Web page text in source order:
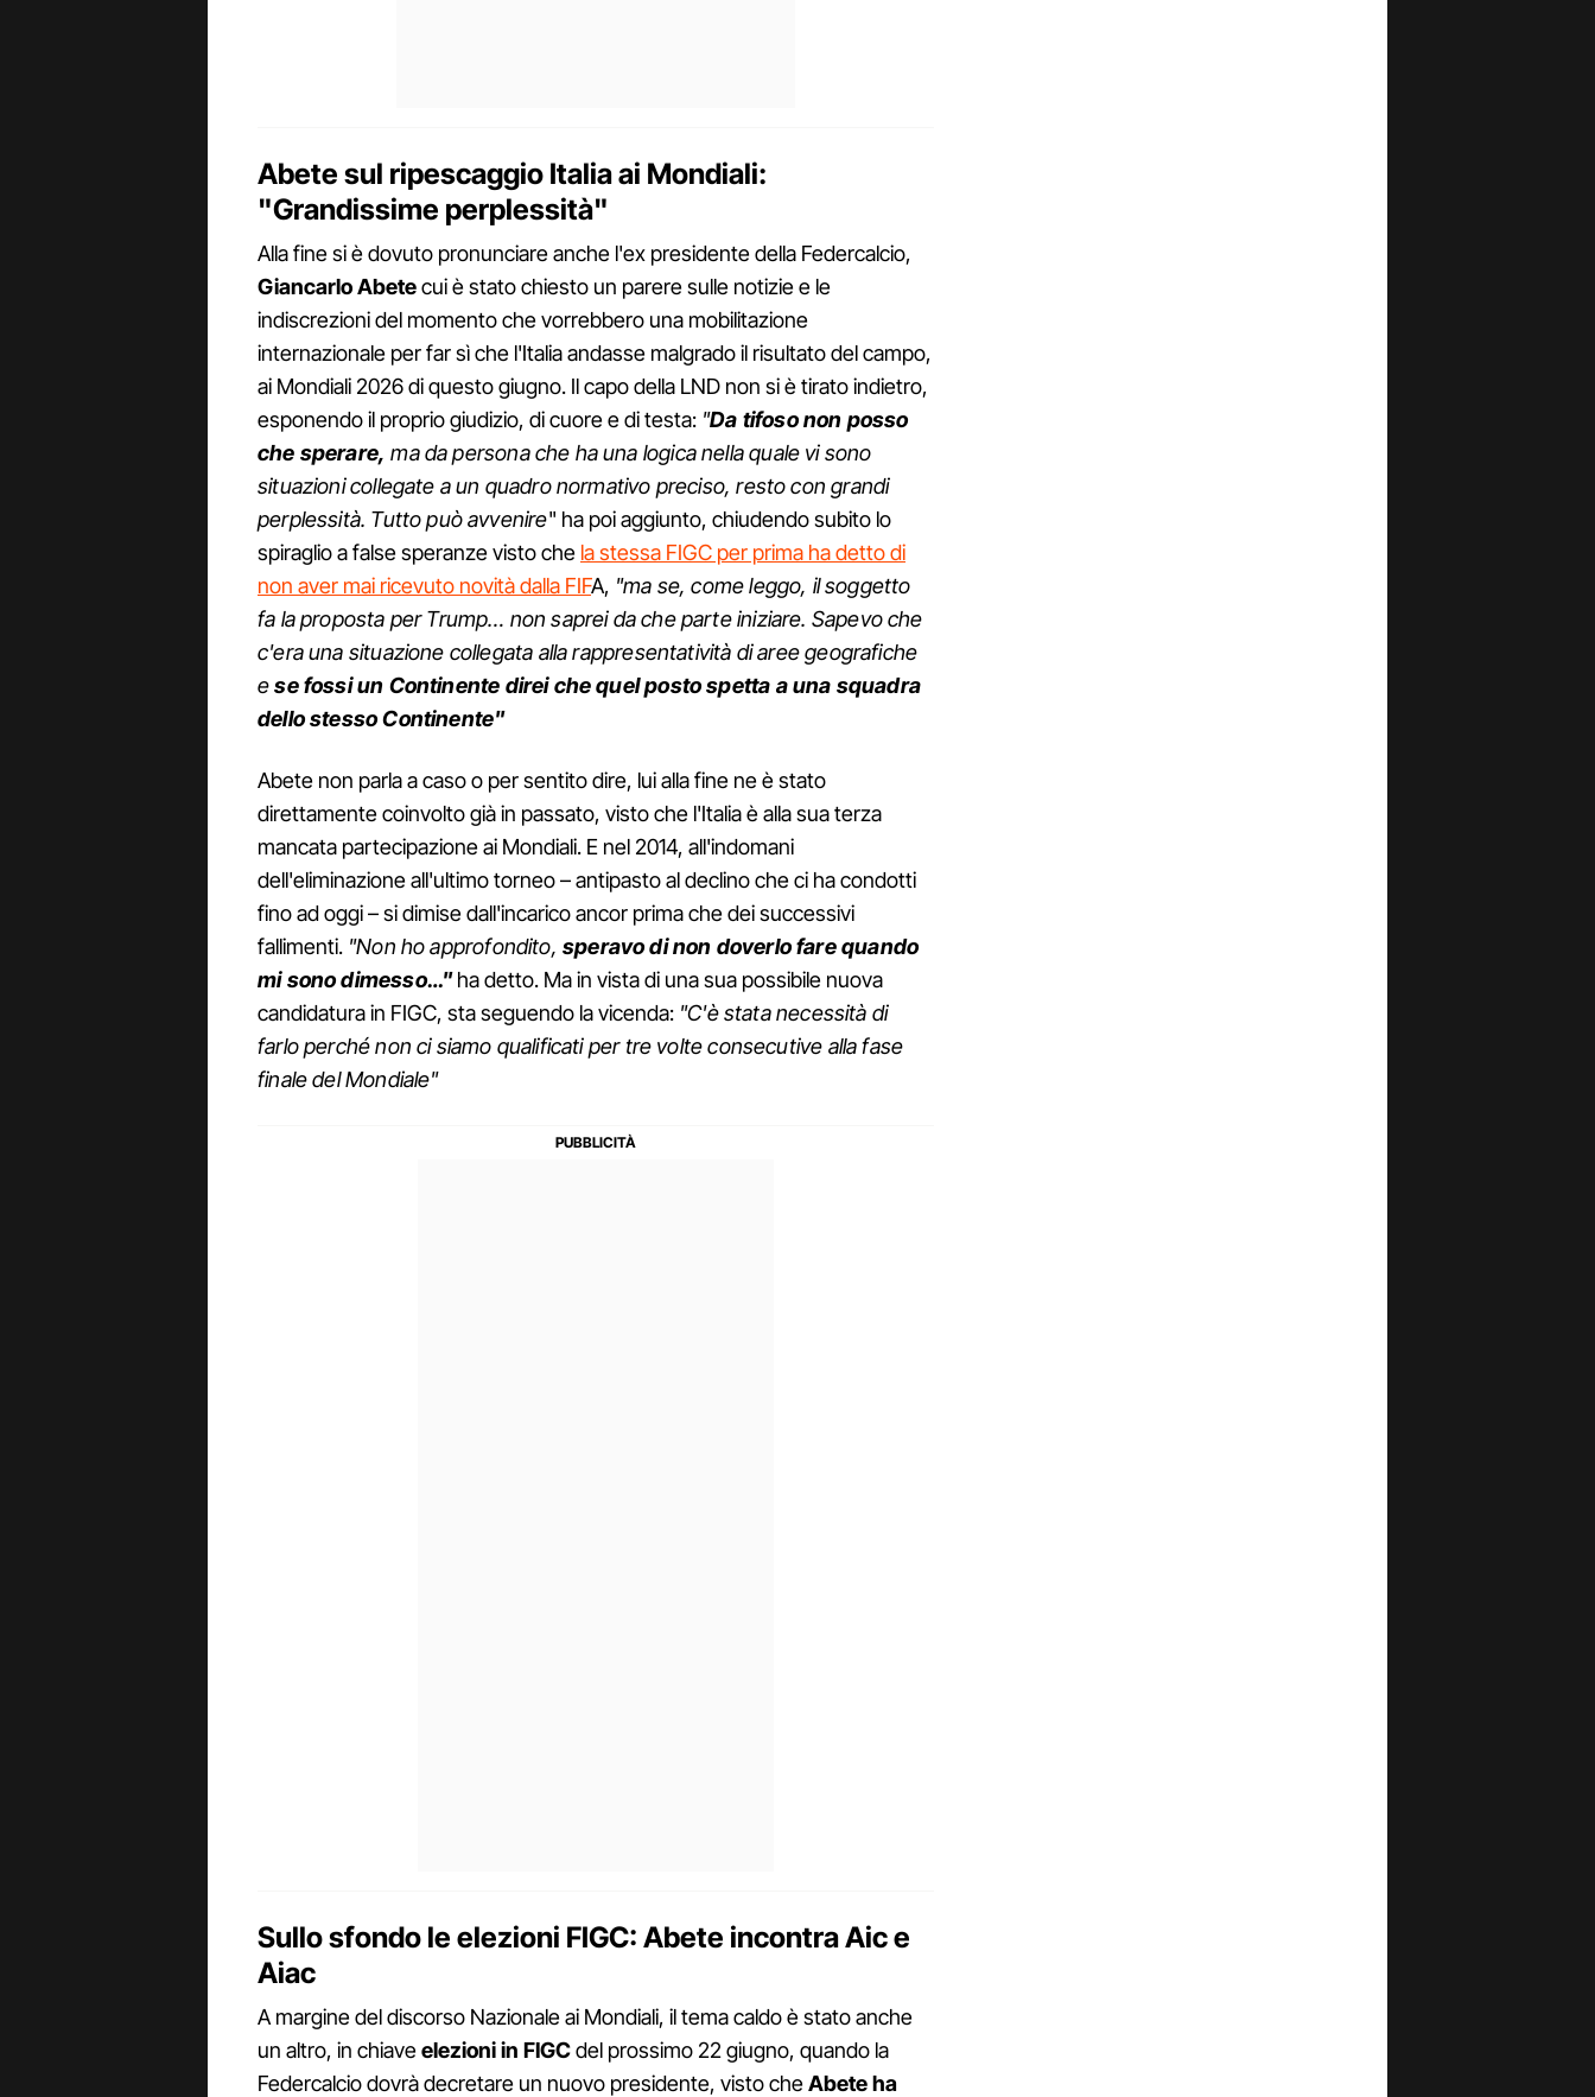
Abete sul ripescaggio Italia ai Mondiali:
"Grandissime perplessità"
Alla fine si è dovuto pronunciare anche l'ex presidente della Federcalcio,
Giancarlo Abetecui è stato chiesto un parere sulle notizie e le
indiscrezioni del momento che vorrebbero una mobilitazione
internazionale per far sì che l'Italia andasse malgrado il risultato del campo,
ai Mondiali 2026 di questo giugno. Il capo della LND non si è tirato indietro,
esponendo il proprio giudizio, di cuore e di testa: "Da tifoso non posso
che sperare, ma da persona che ha una logica nella quale vi sono
situazioni collegate a un quadro normativo preciso, resto con grandi
perplessità. Tutto può avvenire" ha poi aggiunto, chiudendo subito lo
spiraglio a false speranze visto che la stessa FIGC per prima ha detto di
non aver mai ricevuto novità dalla FIFA, "ma se, come leggo, il soggetto
fa la proposta per Trump… non saprei da che parte iniziare. Sapevo che
c'era una situazione collegata alla rappresentatività di aree geografiche
ese fossi un Continente direi che quel posto spetta a una squadra
dello stesso Continente"
Abete non parla a caso o per sentito dire, lui alla fine ne è stato
direttamente coinvolto già in passato, visto che l'Italia è alla sua terza
mancata partecipazione ai Mondiali. E nel 2014, all'indomani
dell'eliminazione all'ultimo torneo – antipasto al declino che ci ha condotti
fino ad oggi – si dimise dall'incarico ancor prima che dei successivi
fallimenti. "Non ho approfondito, speravo di non doverlo fare quando
mi sono dimesso…"ha detto. Ma in vista di una sua possibile nuova
candidatura in FIGC, sta seguendo la vicenda: "C'è stata necessità di
farlo perché non ci siamo qualificati per tre volte consecutive alla fase
finale del Mondiale"
Sullo sfondo le elezioni FIGC: Abete incontra Aic e
Aiac
A margine del discorso Nazionale ai Mondiali, il tema caldo è stato anche
un altro, in chiaveelezioni in FIGCdel prossimo 22 giugno, quando la
Federcalcio dovrà decretare un nuovo presidente, visto cheAbete ha